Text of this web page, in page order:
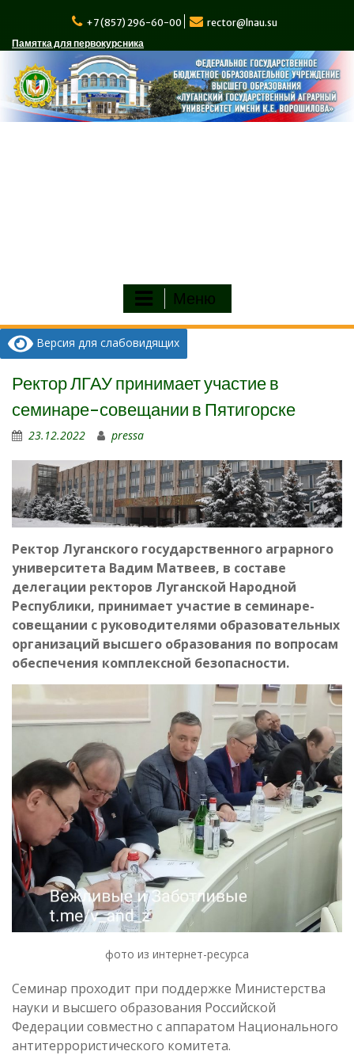
содержимому
+7 (857) 296-60-00
rector@lnau.su
Памятка для первокурсника
Меню
Версия для слабовидящих
Ректор ЛГАУ принимает участие в
семинаре-совещании в Пятигорске
23.12.2022 pressa
Ректор Луганского государственного аграрного
университета Вадим Матвеев, в составе
делегации ректоров Луганской Народной
Республики, принимает участие в семинаре-
совещании с руководителями образовательных
организаций высшего образования по вопросам
обеспечения комплексной безопасности.
фото из интернет-ресурса
Семинар проходит при поддержке Министерства
науки и высшего образования Российской
Федерации совместно с аппаратом Национального
антитеррористического комитета.